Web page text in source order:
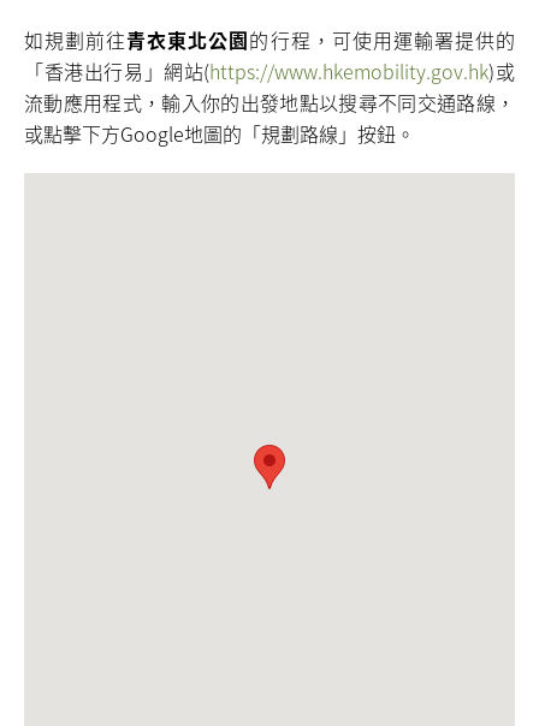
如規劃前往青衣東北公園的行程，可使用運輸署提供的
「香港出行易」網站(https://www.hkemobility.gov.hk)或
流動應用程式，輸入你的出發地點以搜尋不同交通路線，
或點擊下方Google地圖的「規劃路線」按鈕。